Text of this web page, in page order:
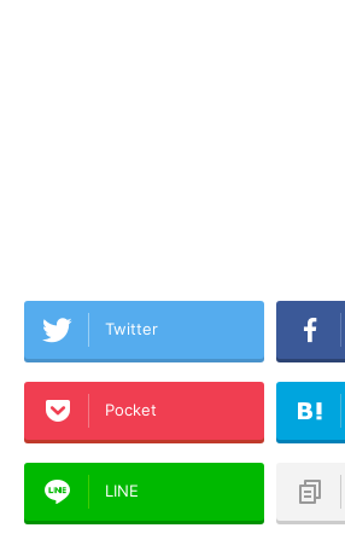
Twitter
Pocket
LINE